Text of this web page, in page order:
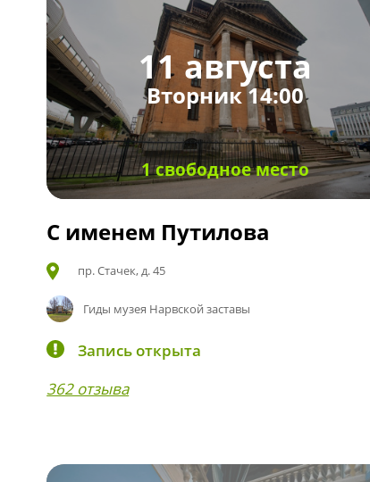
11 августа
Вторник 14:00
1 свободное место
С именем Путилова
пр. Стачек, д. 45
Гиды музея Нарвской заставы
Запись открыта
362 отзыва